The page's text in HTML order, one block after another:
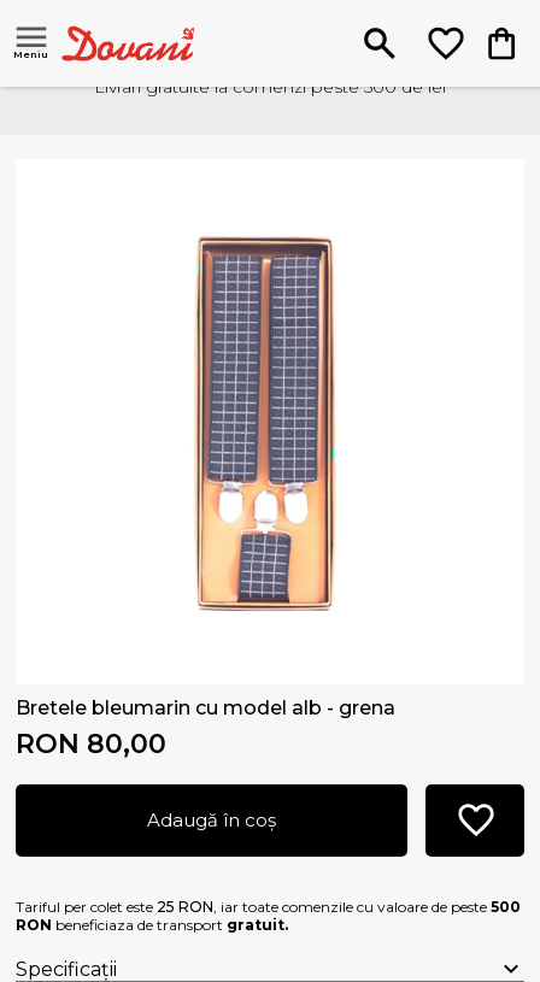
Meniu
Livrari gratuite la comenzi peste 500 de lei
Bretele bleumarin cu model alb - grena
RON 80,00
Adaugă în coș
Tariful per colet este 25 RON , iar toate comenzile cu valoare de peste500
RON beneficiaza de transport gratuit.
Specificații